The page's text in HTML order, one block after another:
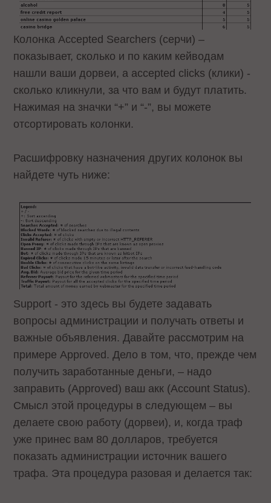
Колонка Accepted Searchers (серчи) –
показывает, сколько и по каким кейводам
нашли ваши дорвеи, а accepted clicks (клики) -
сколько кликнули, за что вам и будут платить.
Нажимая на значки “+” и “-”, вы можете
отсортировать колонки.
Расшифровку назначения других колонок вы
найдете чуть ниже:
Support - это здесь вы будете задавать
вопросы администрации и получать ответы и
важные объявления. Давайте рассмотрим на
примере Approved. Дело в том, что, прежде чем
получить заработанные деньги, – надо
заправить (Approved) ваш акк (Account Status).
Смысл этой процедуры в следующем – вы
делаете свою работу (дорвеи), и, когда траф
уже принес вам 80 долларов, требуется
показать администрации источник вашего
трафа. Эта процедура разовая и делается так: